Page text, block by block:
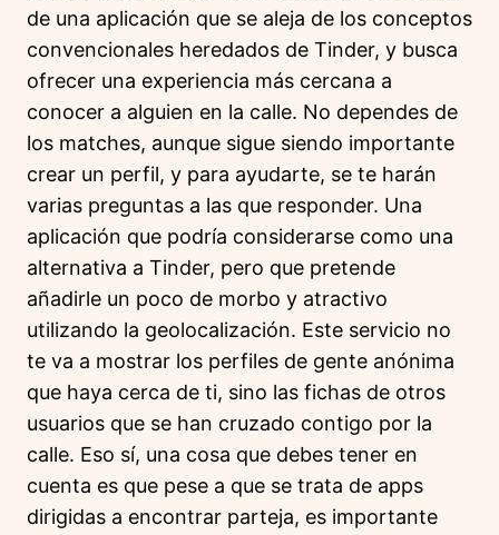
de una aplicación que se aleja de los conceptos
convencionales heredados de Tinder, y busca
ofrecer una experiencia más cercana a
conocer a alguien en la calle. No dependes de
los matches, aunque sigue siendo importante
crear un perfil, y para ayudarte, se te harán
varias preguntas a las que responder. Una
aplicación que podría considerarse como una
alternativa a Tinder, pero que pretende
añadirle un poco de morbo y atractivo
utilizando la geolocalización. Este servicio no
te va a mostrar los perfiles de gente anónima
que haya cerca de ti, sino las fichas de otros
usuarios que se han cruzado contigo por la
calle. Eso sí, una cosa que debes tener en
cuenta es que pese a que se trata de apps
dirigidas a encontrar parteja, es importante